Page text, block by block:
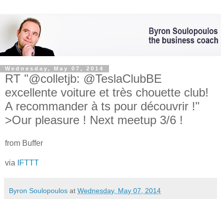
Wednesday, May 07, 2014
RT "@colletjb: @TeslaClubBE
excellente voiture et très chouette club!
A recommander à ts pour découvrir !"
>Our pleasure ! Next meetup 3/6 !
from Buffer
via IFTTT
Byron Soulopoulos at Wednesday, May 07, 2014